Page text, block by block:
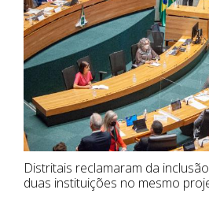
Distritais reclamaram da
duas instituições no mesmo